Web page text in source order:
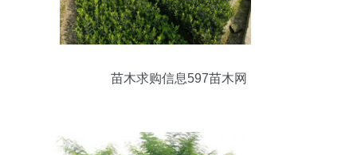
苗木求购信息597苗木网